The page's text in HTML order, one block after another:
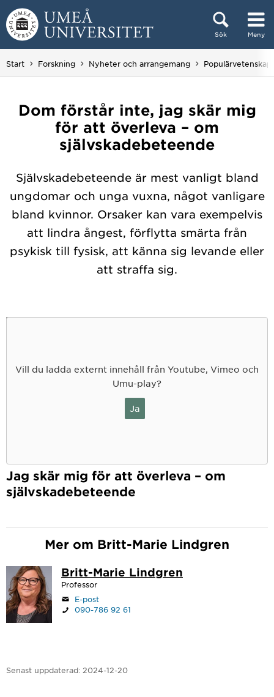
Hoppa direkt till innehållet
Sök Meny
Huvudmenyn dold.
Start Forskning Nyheter och arrangemang
Dom förstår inte, jag skär mig
för att överleva – om
självskadebeteende
Självskadebeteende är mest vanligt bland
ungdomar och unga vuxna, något vanligare
bland kvinnor. Orsaker kan vara exempelvis
att lindra ångest, förflytta smärta från
psykisk till fysisk, att känna sig levande eller
att straffa sig.
Vill du ladda externt innehåll från Youtube, Vimeo och
Umu-play?
Ja
Jag skär mig för att överleva – om
självskadebeteende
Mer om Britt-Marie Lindgren
Britt-Marie Lindgren
Professor
E-post
090-786 92 61
Senast uppdaterad: 2024-12-20